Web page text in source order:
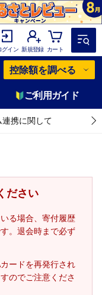
グイン 新規登録 カート
控除額を調べる
ご利用ガイド
連携に関して
ださい
る場合、寄付履歴
。退会時まで必ず
ードを再発行され
のでご注意くださ